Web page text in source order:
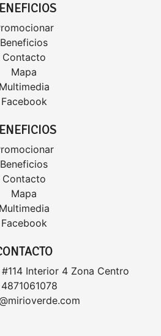
Beneficios
Contacto
Mapa
Multimedia
Facebook
Beneficios
Contacto
Mapa
Multimedia
Facebook
Interior 4 Zona Centro
4871061078